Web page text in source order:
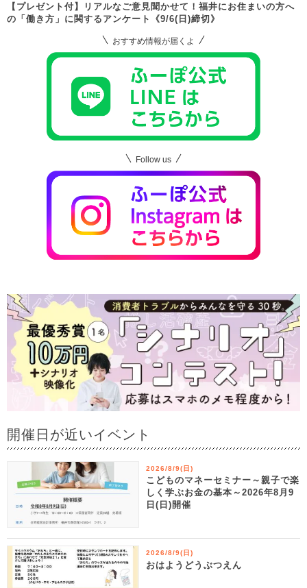
【プレゼント付】リアルなご意見聞かせて！福井にお住まいの方へ
の「働き方」に関するアンケート《9/6(日)締切》
おすすめ情報が届くよ
Follow us
開催日が近いイベント
2026/8/9(日)
こどものマネーセミナー～親子で楽
しく学ぶお金の基本～2026年8月9
日(日)開催
2026/8/9(日)
おはようどうぶつえん